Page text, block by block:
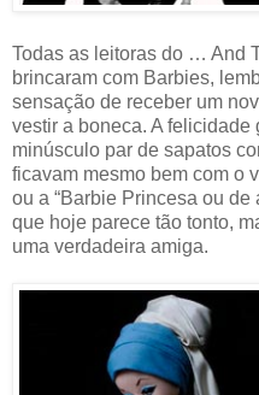
Todas as leitoras do … And
brincaram com Barbies,
sensação de receber um
vestir a boneca. A
minúsculo par de sapatos
ficavam mesmo bem com o
ou a “Barbie Princesa ou
que hoje parece tão tonto,
uma verdadeira amiga.